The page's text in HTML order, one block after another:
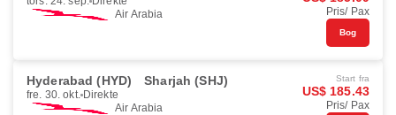
Air Arabia
Pris/ Pax
Bog
Hyderabad (HYD) Sharjah (SHJ)
fre. 30. okt. Direkte
Air Arabia
Start fra
US$ 185.43
Pris/ Pax